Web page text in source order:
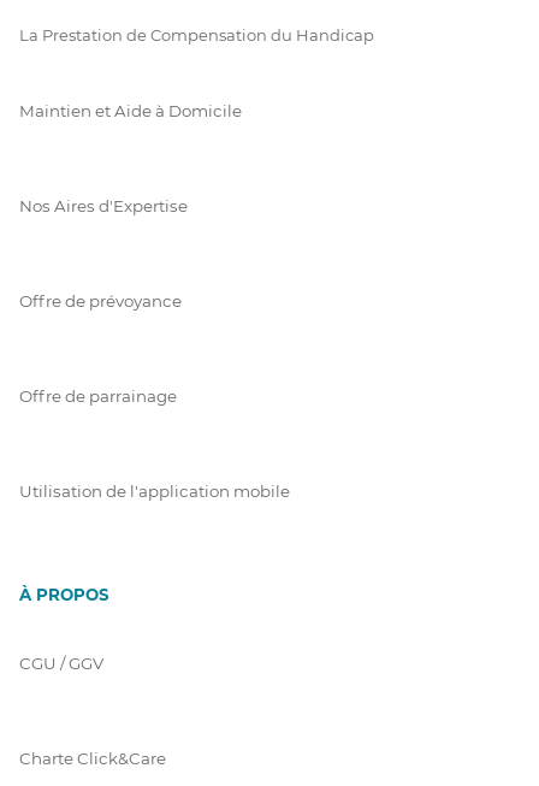
La Prestation de Compensation du Handicap
Maintien et Aide à Domicile
Nos Aires d'Expertise
Offre de prévoyance
Offre de parrainage
Utilisation de l'application mobile
À PROPOS
CGU / GGV
Charte Click&Care